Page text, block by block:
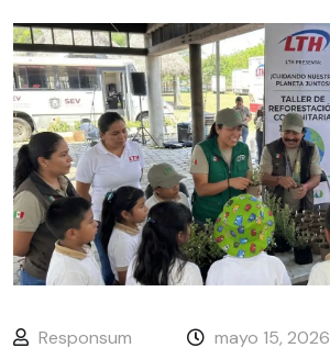
Responsum
mayo 15, 2026